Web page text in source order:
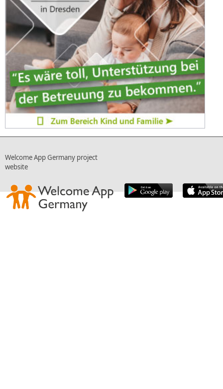
Welcome App Germany project
website